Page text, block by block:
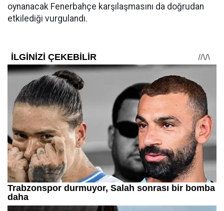
oynanacak Fenerbahçe karşılaşmasını da doğrudan
etkilediği vurgulandı.